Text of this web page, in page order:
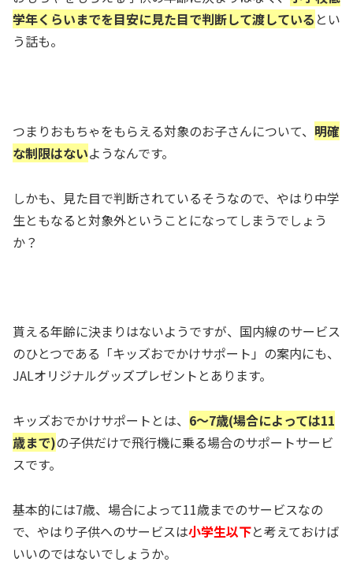
学年くらいまでを目安に見た目で判断して渡している とい
う話も。
つまりおもちゃをもらえる対象のお子さんについて、 明確
な制限はないようなんです。
しかも、見た目で判断されているそうなので、やはり中学
生ともなると対象外ということになってしまうでしょう
か？
貰える年齢に決まりはないようですが、国内線のサービス
のひとつである「キッズおでかけサポート」の案内にも、
JALオリジナルグッズプレゼントとあります。
キッズおでかけサポートとは、 6～7歳(場合によっては11
歳まで)の子供だけで飛行機に乗る場合のサポートサービ
スです。
基本的には7歳、場合によって11歳までのサービスなの
で、やはり子供へのサービスは小学生以下と考えておけば
いいのではないでしょうか。